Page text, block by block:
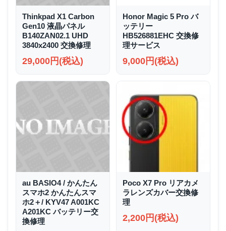
Thinkpad X1 Carbon
Gen10 液晶パネル
B140ZAN02.1 UHD
3840x2400 交換修理
29,000円(税込)
Honor Magic 5 Pro バ
ッテリー
HB526881EHC 交換修
理サービス
9,000円(税込)
au BASIO4 / かんたん
スマホ2 かんたんスマ
ホ2＋/ KYV47 A001KC
A201KC バッテリー交
換修理
Poco X7 Pro リアカメ
ラレンズカバー交換修
理
2,200円(税込)